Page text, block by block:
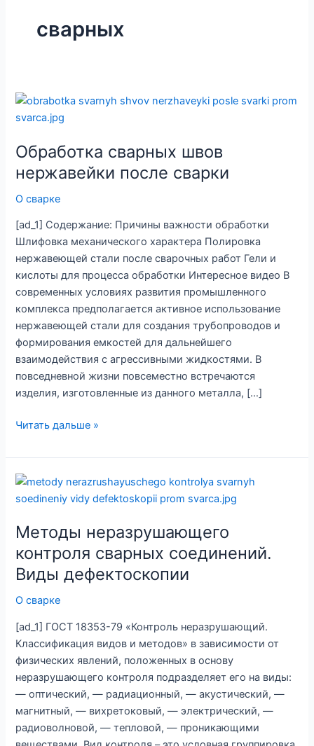
сварных
Обработка сварных швов
нержавейки после сварки
О сварке
[ad_1] Содержание: Причины важности обработки
Шлифовка механического характера Полировка
нержавеющей стали после сварочных работ Гели и
кислоты для процесса обработки Интересное видео В
современных условиях развития промышленного
комплекса предполагается активное использование
нержавеющей стали для создания трубопроводов и
формирования емкостей для дальнейшего
взаимодействия с агрессивными жидкостями. В
повседневной жизни повсеместно встречаются
изделия, изготовленные из данного металла, […]
Обработка
сварных
нержавейки
после
сварки
Читать дальше »
Методы неразрушающего
контроля сварных соединений.
Виды дефектоскопии
О сварке
[ad_1] ГОСТ 18353-79 «Контроль неразрушающий.
Классификация видов и методов» в зависимости от
физических явлений, положенных в основу
неразрушающего контроля подразделяет его на виды:
— оптический, — радиационный, — акустический, —
магнитный, — вихретоковый, — электрический, —
радиоволновой, — тепловой, — проникающими
Методы
неразрушающего
сварных
соединений.
Виды
дефектоскопии